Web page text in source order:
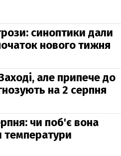
синоптики дали
нового тижня
але припече до
на 2 серпня
чи поб'є вона
температури